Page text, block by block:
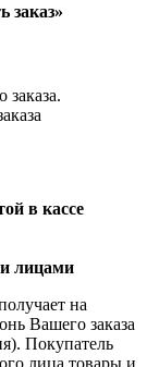
заказ»
в кассе
лицами
на
Вашего заказа
Покупатель